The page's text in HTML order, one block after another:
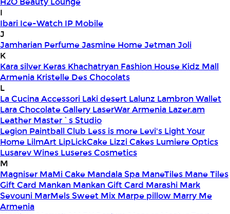
I
Ibari Ice-Watch IP Mobile
J
Jamharian PerfumeJasmine HomeJetmanJoli
K
Kara silver Keras Khachatryan Fashion House Kidz Mall
Armenia Kristelle Des Chocolats
L
La Cucina Accessori Laki desert Lalunz Lambron Wallet
Lara Chocolate Gallery LaserWar Armenia Lazer.am
Leather Master`s Studio
Legion Paintball Club Less is more Levi's Light Your
Home LilmArt LipLickCake Lizzi Cakes Lumiere Optics
Lusarev Wines Luseres Cosmetics
M
Magniser MaMi Cake Mandala Spa ManeTiles Mane Tiles
Gift Card Mankan Mankan Gift Card Marashi Mark
Sevouni MarMels Sweet Mix Marpe pillow Marry Me
Armenia